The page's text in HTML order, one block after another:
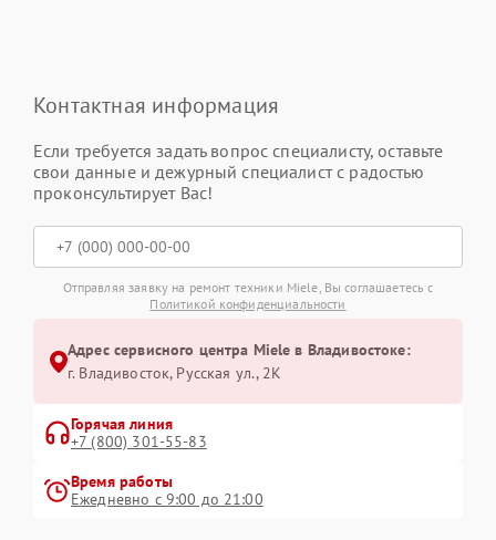
Контактная информация
Если требуется задать вопрос специалисту, оставьте
свои данные и дежурный специалист с радостью
проконсультирует Вас!
Отправляя заявку на ремонт техники Miele, Вы соглашаетесь с
Политикой конфиденциальности
Адрес сервисного центра Miele в Владивостоке:
г. Владивосток, Русская ул., 2К
Горячая линия
+7 (800) 301-55-83
Время работы
Ежедневно с 9:00 до 21:00